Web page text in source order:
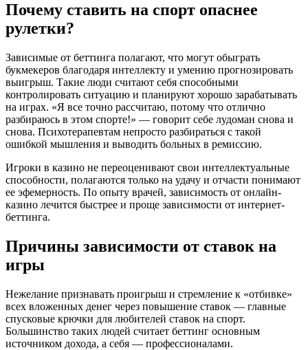
Почему ставить на спорт опаснее
рулетки?
Зависимые от беттинга полагают, что могут обыграть
букмекеров благодаря интеллекту и умению прогнозировать
выигрыш. Такие люди считают себя способными
контролировать ситуацию и планируют хорошо зарабатывать
на играх. «Я все точно рассчитаю, потому что отлично
разбираюсь в этом спорте!» — говорит себе лудоман снова и
снова. Психотерапевтам непросто разбираться с такой
ошибкой мышления и выводить больных в ремиссию.
Игроки в казино не переоценивают свои интеллектуальные
способности, полагаются только на удачу и отчасти понимают
ее эфемерность. По опыту врачей, зависимость от онлайн-
казино лечится быстрее и проще зависимости от интернет-
беттинга.
Причины зависимости от ставок на
игры
Нежелание признавать проигрыш и стремление к «отбивке»
всех вложенных денег через повышение ставок — главные
спусковые крючки для любителей ставок на спорт.
Большинство таких людей считает беттинг основным
источником дохода, а себя — профессионалами.